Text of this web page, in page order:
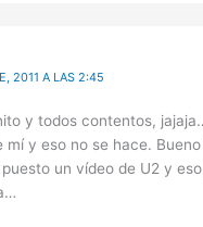
2011 A LAS 2:45
y todos contentos,
mí y eso no se hace.
un vídeo de U2 y